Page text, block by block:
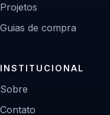
Projetos
Guias de compra
INSTITUCIONAL
Sobre
Contato